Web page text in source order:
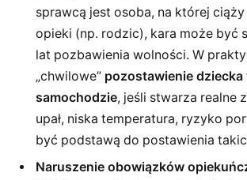
sprawcą jest osoba, na której
opieki (np. rodzic), kara może być
lat pozbawienia wolności. W
„chwilowe” pozostawienie dziecka
samochodzie, jeśli stwarza realne
upał, niska temperatura, ryzyko
być podstawą do postawienia
Naruszenie obowiązków